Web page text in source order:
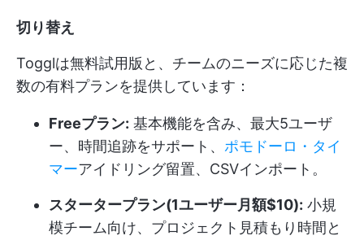
切り替え
Togglは無料試用版と、チームのニーズに応じた複
数の有料プランを提供しています：
Freeプラン: 基本機能を含み、最大5ユーザ
ー、時間追跡をサポート、 ポモドーロ・タイ
マーアイドリング留置、CSVインポート。
スタータープラン(1ユーザー月額$10): 小規
模チーム向け、プロジェクト見積もり時間と